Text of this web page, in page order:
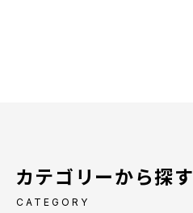
カテゴリーから探す
CATEGORY